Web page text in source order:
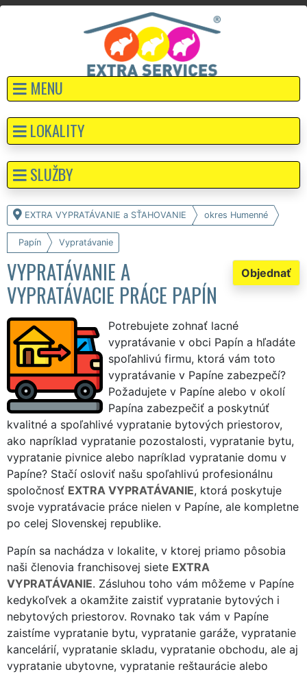
MENU
EXTRA VYPRATÁVANIE a SŤAHOVANIE okres Humenné
Papín Vypratávanie
Objednať
VYPRATÁVANIE A
VYPRATÁVACIE PRÁCE PAPÍN
Potrebujete zohnať lacné
vypratávanie v obci Papín a hľadáte
spoľahlivú firmu, ktorá vám toto
vypratávanie v Papíne zabezpečí?
Požadujete v Papíne alebo v okolí
Papína zabezpečiť a poskytnúť
kvalitné a spoľahlivé vypratanie bytových priestorov,
ako napríklad vypratanie pozostalosti, vypratanie bytu,
vypratanie pivnice alebo napríklad vypratanie domu v
Papíne? Stačí osloviť našu spoľahlivú profesionálnu
spoločnosť EXTRA VYPRATÁVANIE, ktorá poskytuje
svoje vypratávacie práce nielen v Papíne, ale kompletne
po celej Slovenskej republike.
Papín sa nachádza v lokalite, v ktorej priamo pôsobia
naši členovia franchisovej siete EXTRA
VYPRATÁVANIE. Zásluhou toho vám môžeme v Papíne
kedykoľvek a okamžite zaistiť vypratanie bytových i
nebytových priestorov. Rovnako tak vám v Papíne
zaistíme vypratanie bytu, vypratanie garáže, vypratanie
kancelárií, vypratanie skladu, vypratanie obchodu, ale aj
vypratanie ubytovne, vypratanie reštaurácie alebo
LOKALITY
SLUŽBY